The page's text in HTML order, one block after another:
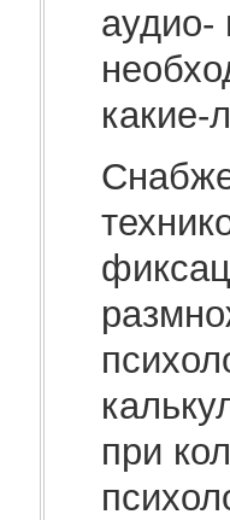
аудио-
какие-
при